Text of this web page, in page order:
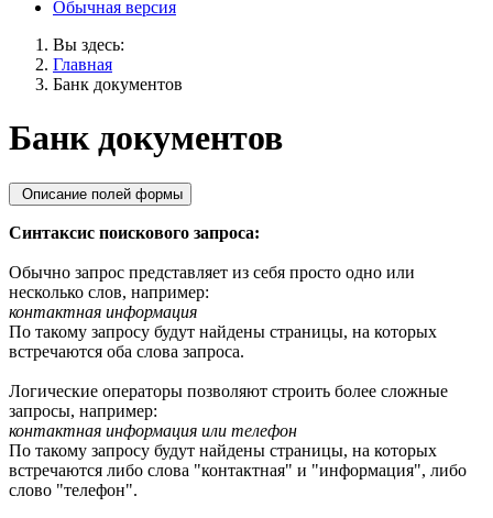
Обычная версия
Вы здесь:
Главная
Банк документов
Банк документов
Описание полей формы
Синтаксис поискового запроса:
Обычно запрос представляет из себя просто одно или
несколько слов, например:
контактная информация
По такому запросу будут найдены страницы, на которых
встречаются оба слова запроса.
Логические операторы позволяют строить более сложные
запросы, например:
контактная информация или телефон
По такому запросу будут найдены страницы, на которых
встречаются либо слова "контактная" и "информация", либо
слово "телефон".